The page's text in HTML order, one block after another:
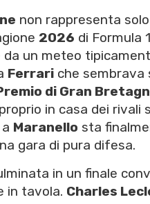
non rappresenta
2026 di Formula
un meteo
Ferrari che sembrava
di Gran
in casa dei rivali
Maranello sta
gara di pura difesa.
in un finale
in tavola. Charles